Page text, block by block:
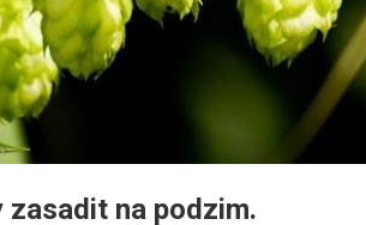
na podzim.